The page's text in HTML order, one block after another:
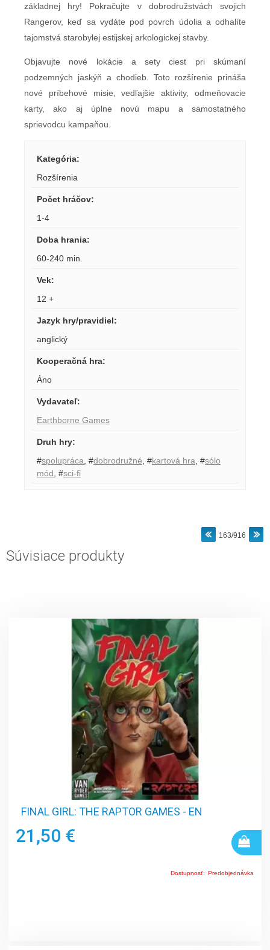
základnej hry! Pokračujte v dobrodružstvách svojich
Rangerov, keď sa vydáte pod povrch údolia a odhalíte
tajomstvá starobylej estijskej arkologickej stavby.
Objavujte nové lokácie a sety ciest pri skúmaní
podzemných jaskýň a chodieb. Toto rozšírenie prináša
nové príbehové misie, vedľajšie aktivity, odmeňovacie
karty, ako aj úplne novú mapu a samostatného
sprievodcu kampaňou.
Kategória:
Rozšírenia
Počet hráčov:
1-4
Doba hrania:
60-240 min.
Vek:
12 +
Jazyk hry/pravidiel:
anglický
Kooperačná hra:
Áno
Vydavateľ:
Earthborne Games
Druh hry:
#spolupráca #dobrodružné #kartová hra #sólo
mód #sci-fi
163/916
Súvisiace produkty
FINAL GIRL: THE RAPTOR GAMES - EN
21,50 €
Dostupnosť: Predobjednávka